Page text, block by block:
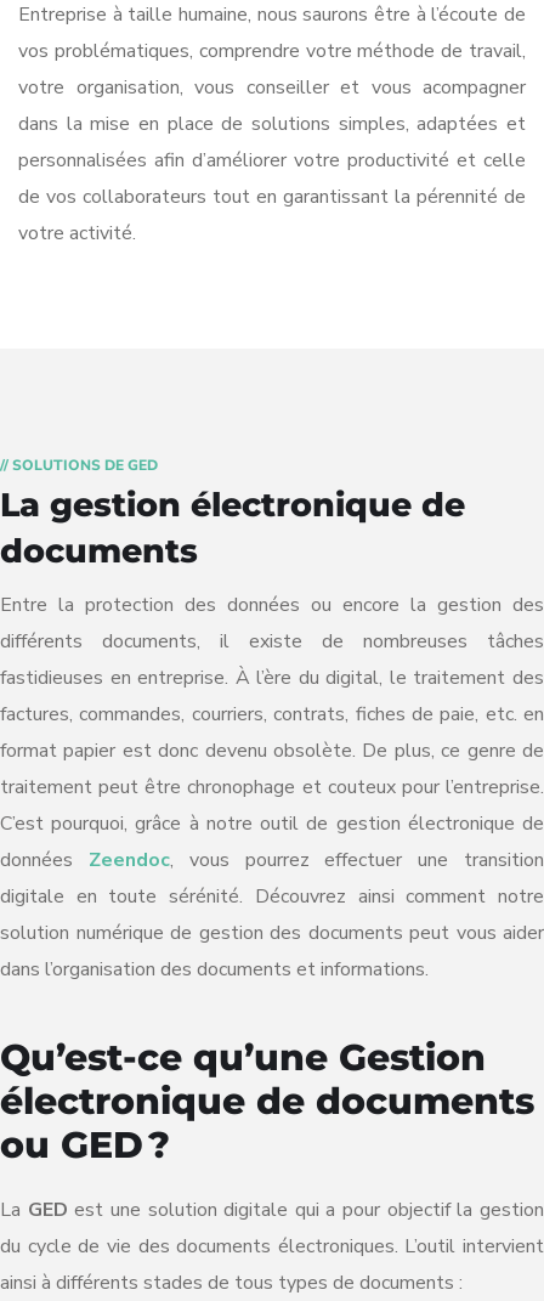
Entreprise à taille humaine, nous saurons être à l’écoute de
vos problématiques, comprendre votre méthode de travail,
votre organisation, vous conseiller et vous acompagner
dans la mise en place de solutions simples, adaptées et
personnalisées afin d’améliorer votre productivité et celle
de vos collaborateurs tout en garantissant la pérennité de
votre activité.
// SOLUTIONS DE GED
La gestion électronique de
documents
Entre la protection des données ou encore la gestion des
différents documents, il existe de nombreuses tâches
fastidieuses en entreprise. À l’ère du digital, le traitement des
factures, commandes, courriers, contrats, fiches de paie, etc. en
format papier est donc devenu obsolète. De plus, ce genre de
traitement peut être chronophage et couteux pour l’entreprise.
C’est pourquoi, grâce à notre outil de gestion électronique de
données Zeendoc, vous pourrez effectuer une transition
digitale en toute sérénité. Découvrez ainsi comment notre
solution numérique de gestion des documents peut vous aider
dans l’organisation des documents et informations.
Qu’est-ce qu’une Gestion
électronique de documents
ou GED ?
La GED est une solution digitale qui a pour objectif la gestion
du cycle de vie des documents électroniques. L’outil intervient
ainsi à différents stades de tous types de documents :